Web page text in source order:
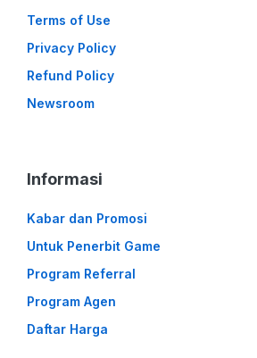
Terms of Use
Privacy Policy
Refund Policy
Newsroom
Informasi
Kabar dan Promosi
Untuk Penerbit Game
Program Referral
Program Agen
Daftar Harga